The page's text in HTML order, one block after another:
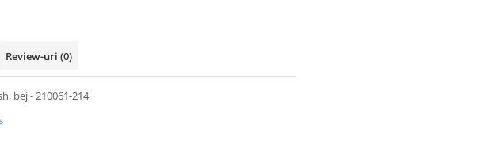
Review-uri (0)
bej - 210061-214